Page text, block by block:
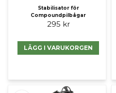
Stabilisator för
Compoundpilbågar
295 kr
LÄGG I VARUKORGEN